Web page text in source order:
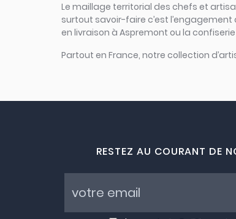
Le maillage territorial des chefs et
surtout savoir-faire c’est
en livraison à Aspremont ou la
Partout en France, notre collection
RESTEZ AU COURANT DE